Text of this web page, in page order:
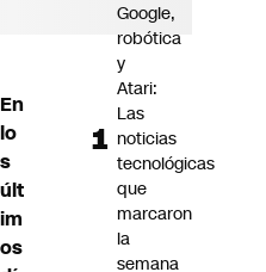
En
lo
s
últ
im
os
Google,
robótica
y
Atari:
Las
noticias
tecnológicas
que
marcaron
la
semana